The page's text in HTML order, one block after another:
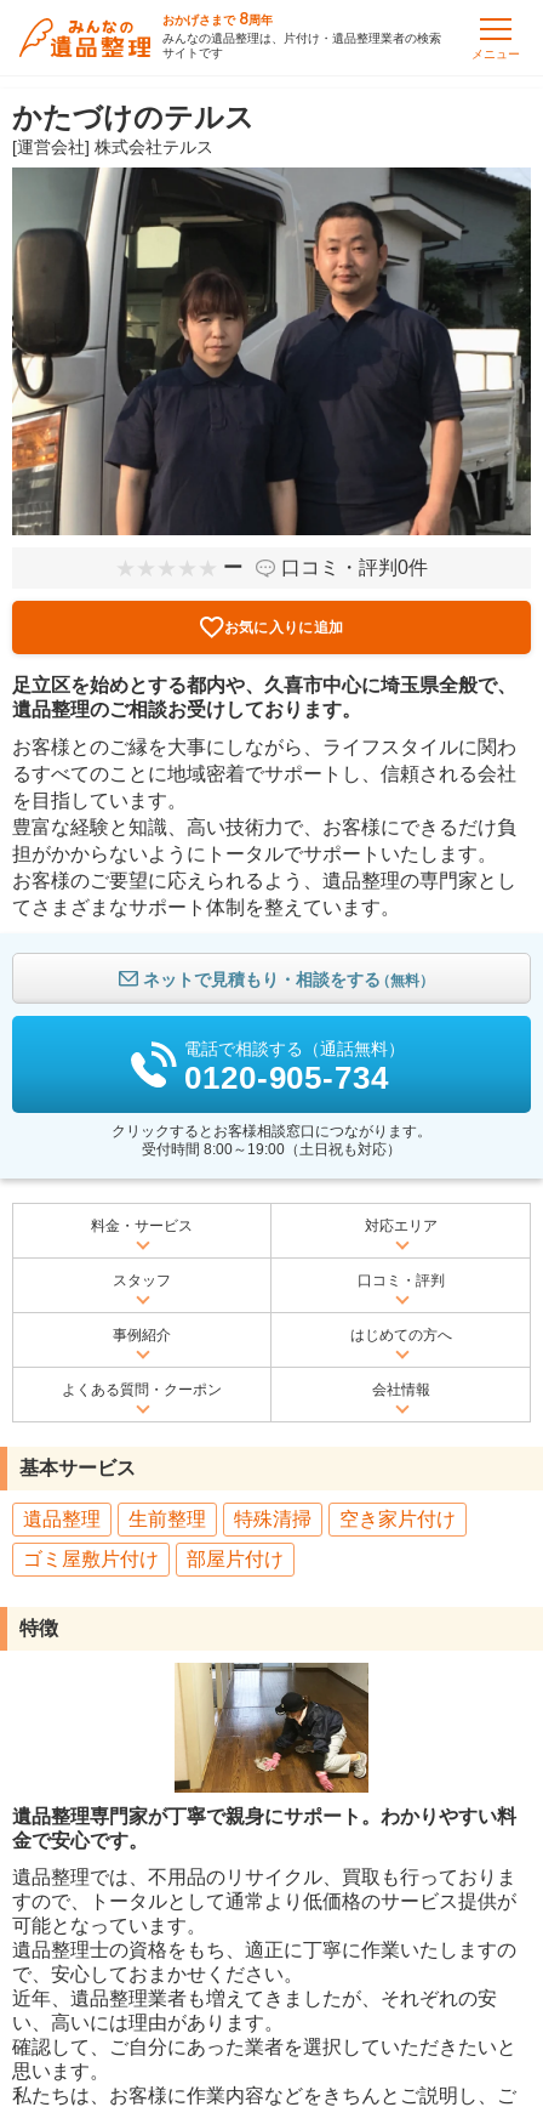
おかげさまで 8周年
みんなの遺品整理は、片付け・遺品整理業者の検索
サイトです
メニュー
かたづけのテルス
[運営会社] 株式会社テルス
ー 口コミ・評判0件
お気に入りに追加
足立区を始めとする都内や、久喜市中心に埼玉県全般で、
遺品整理のご相談お受けしております。
お客様とのご縁を大事にしながら、ライフスタイルに関わ
るすべてのことに地域密着でサポートし、信頼される会社
を目指しています。
豊富な経験と知識、高い技術力で、お客様にできるだけ負
担がかからないようにトータルでサポートいたします。
お客様のご要望に応えられるよう、遺品整理の専門家とし
てさまざまなサポート体制を整えています。
ネットで見積もり・相談をする（無料）
電話で相談する（通話無料）
0120-905-734
クリックするとお客様相談窓口につながります。
受付時間 8:00～19:00（土日祝も対応）
料金・サービス 対応エリア
スタッフ 口コミ・評判
事例紹介 はじめての方へ
よくある質問・クーポン 会社情報
基本サービス
遺品整理 生前整理 特殊清掃
空き家片付け
ゴミ屋敷片付け
部屋片付け
特徴
遺品整理専門家が丁寧で親身にサポート。わかりやすい料
金で安心です。
遺品整理では、不用品のリサイクル、買取も行っておりま
すので、トータルとして通常より低価格のサービス提供が
可能となっています。
遺品整理士の資格をもち、適正に丁寧に作業いたしますの
で、安心しておまかせください。
近年、遺品整理業者も増えてきましたが、それぞれの安
い、高いには理由があります。
確認して、ご自分にあった業者を選択していただきたいと
思います。
私たちは、お客様に作業内容などをきちんとご説明し、ご